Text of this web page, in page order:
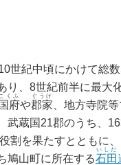
世紀中頃にかけて総
り、8世紀前半に最大
府
くふ
や郡家
ぐうけ
、地方寺院
武蔵国21郡のうち、
割を果たすとともに
鳩山町に所在する石田
いしだ